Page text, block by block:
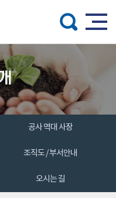
공사 역대 사장
조직도 / 부서안내
오시는 길